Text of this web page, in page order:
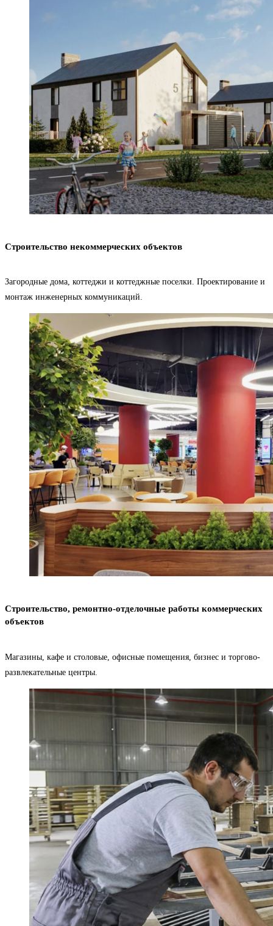
Строительство некоммерческих объектов
Загородные дома, коттеджи и коттеджные поселки. Проектирование и
монтаж инженерных коммуникаций.
Строительство, ремонтно-отделочные работы коммерческих
объектов
Магазины, кафе и столовые, офисные помещения, бизнес и торгово-
развлекательные центры.